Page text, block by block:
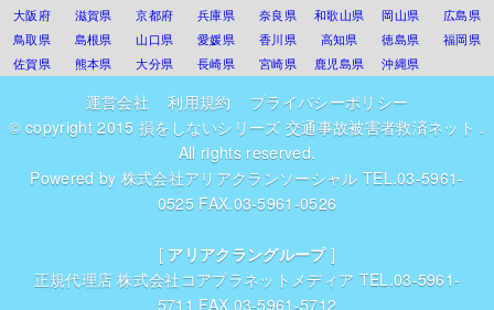
大阪府
滋賀県 京都府 兵庫県 奈良県 和歌山県 岡山県
広島県
鳥取県
島根県 山口県 愛媛県 香川県 高知県 徳島県
福岡県
佐賀県
熊本県 大分県 長崎県 宮崎県 鹿児島県 沖縄県
運営会社 利用規約
プライバシーポリシー
© copyright 2015 損をしないシリーズ 交通事故被害者救済ネット .
All rights reserved.
Powered by 株式会社アリアクランソーシャル TEL.03-5961-
0525 FAX.03-5961-0526
[ アリアクラングループ]
正規代理店株式会社コアプラネットメディア TEL.03-5961-
5711 FAX.03-5961-5712